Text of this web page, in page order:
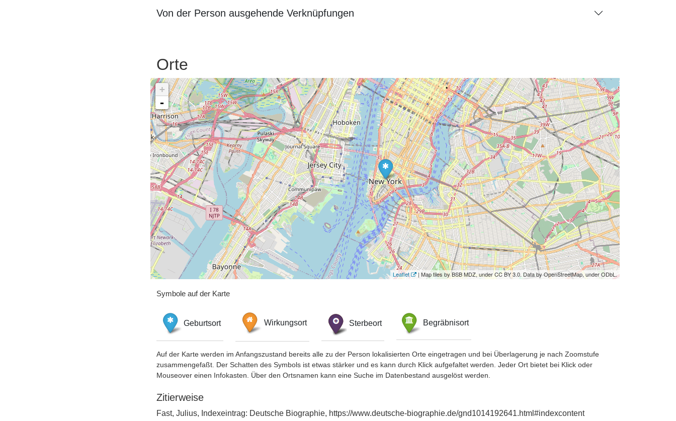
Von der Person ausgehende Verknüpfungen
Orte
+
-
Leaflet | Map tiles by BSB MDZ, under CC BY 3.0. Data by OpenStreetMap, under ODbL.
Symbole auf der Karte
Geburtsort Wirkungsort Sterbeort Begräbnisort
Auf der Karte werden im Anfangszustand bereits alle zu der Person lokalisierten Orte eingetragen und bei Überlagerung je nach Zoomstufe
zusammengefaßt. Der Schatten des Symbols ist etwas stärker und es kann durch Klick aufgefaltet werden. Jeder Ort bietet bei Klick oder
Mouseover einen Infokasten. Über den Ortsnamen kann eine Suche im Datenbestand ausgelöst werden.
Zitierweise
Fast, Julius, Indexeintrag: Deutsche Biographie, https://www.deutsche-biographie.de/gnd1014192641.html#indexcontent